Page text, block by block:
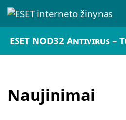
ESET NOD32 Antivirus –
Naujinimai